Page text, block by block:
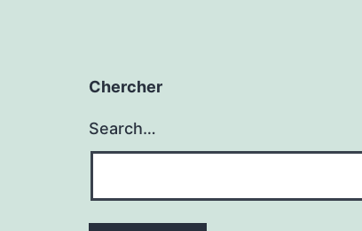
Chercher
Search…